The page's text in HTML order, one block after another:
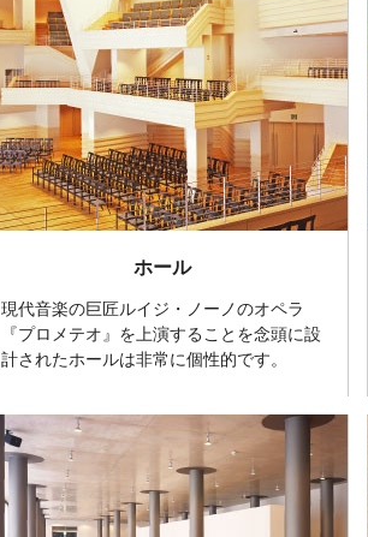
ホール
現代音楽の巨匠ルイジ・ノーノのオペラ
『プロメテオ』を上演することを念頭に設
計されたホールは非常に個性的です。